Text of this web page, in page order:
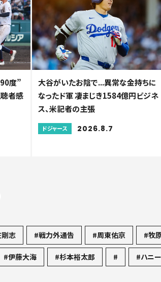
度”
者感
大谷がいたお陰で...異常な金持ちに
なったド軍 凄まじき1584億円ビジネ
ス、米記者の主張
ドジャース 2026.8.7
志 #戦力外通告 #周東佑京 #牧
#伊藤大海 #杉本裕太郎 # #ハニ